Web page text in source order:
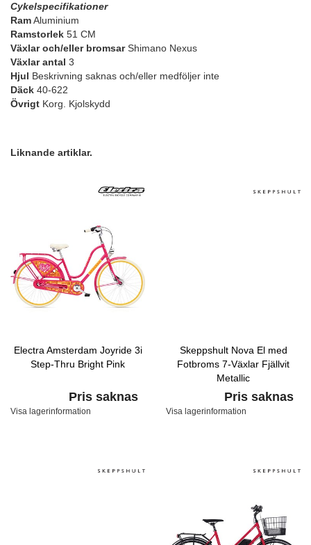
Cykelspecifikationer
RamAluminium
Ramstorlek 51 CM
Växlar och/eller bromsarShimano Nexus
Växlar antal 3
Hjul Beskrivning saknas och/eller medföljer inte
Däck 40-622
Övrigt Korg. Kjolskydd
Liknande artiklar.
Electra Amsterdam Joyride 3i
Step-Thru Bright Pink
Pris saknas
Visa lagerinformation
Skeppshult Nova El med
Fotbroms 7-Växlar Fjällvit
Metallic
Pris saknas
Visa lagerinformation